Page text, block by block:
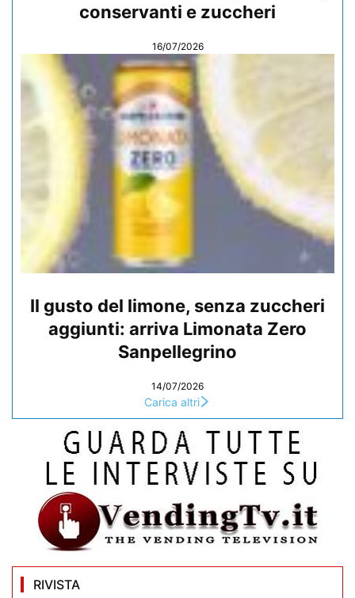
conservanti e zuccheri
16/07/2026
Il gusto del limone, senza zuccheri
aggiunti: arriva Limonata Zero
Sanpellegrino
14/07/2026
Carica altri
RIVISTA